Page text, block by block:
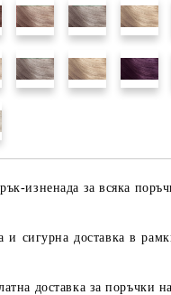
изненада за всяка
и сигурна доставка в
доставка за поръчки